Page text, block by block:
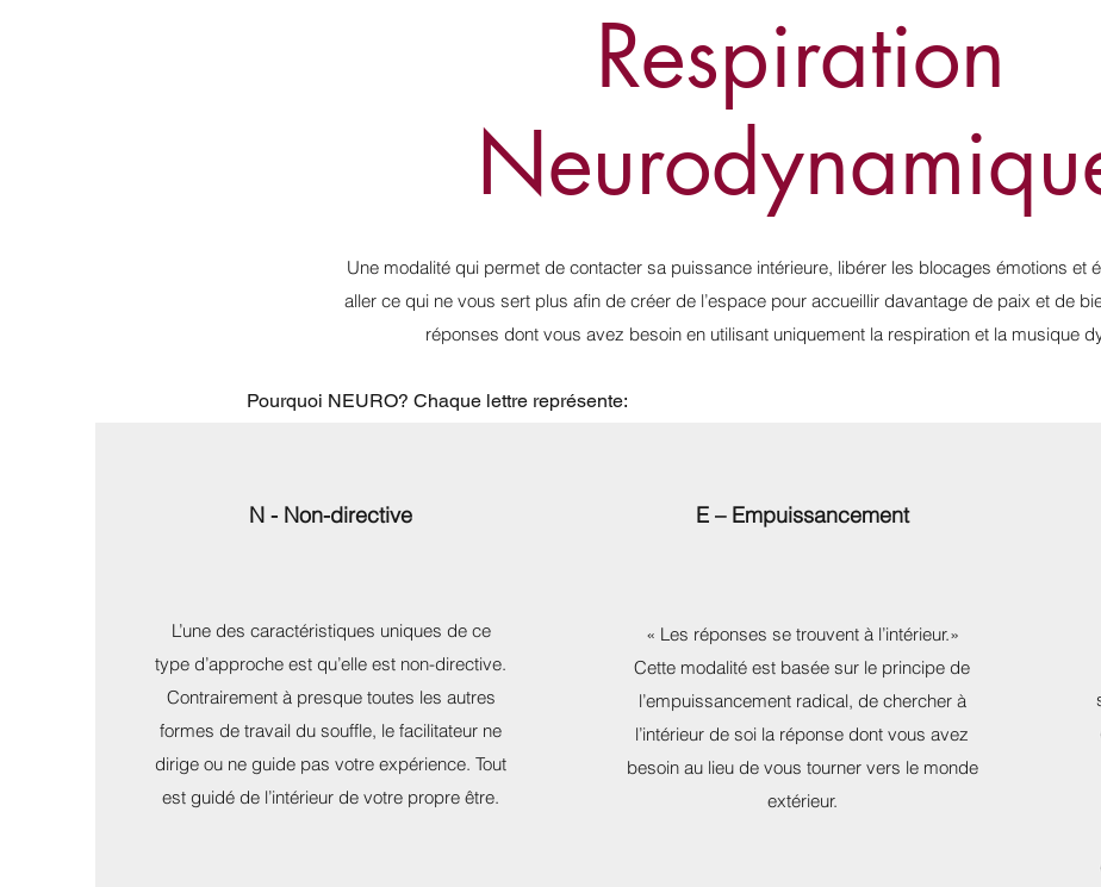
Respiration
Une modalité qui permet de contacter sa puissance intérieure, libérer les blocages émotions et
aller ce qui ne vous sert plus afin de créer de l’espace pour accueillir davantage de paix et de
réponses dont vous avez besoin en utilisant uniquement la respiration et la musique
Pourquoi NEURO? Chaque lettre représente:
N - Non-directive
L’une des caractéristiques uniques de ce
type d’approche est qu’elle est non-directive.
Contrairement à presque toutes les autres
formes de travail du souffle, le facilitateur ne
dirige ou ne guide pas votre expérience. Tout
est guidé de l’intérieur de votre propre être.
E – Empuissancement
« Les réponses se trouvent à l’intérieur.»
Cette modalité est basée sur le principe de
l’empuissancement radical, de chercher à
l’intérieur de soi la réponse dont vous avez
besoin au lieu de vous tourner vers le monde
extérieur.